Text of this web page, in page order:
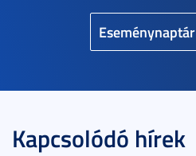
Eseménynaptár
Kapcsolódó hírek